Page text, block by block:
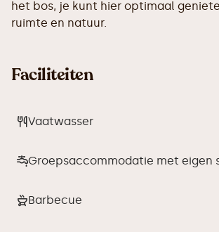
het bos, je kunt hier optimaal
ruimte en natuur.
Faciliteiten
Vaatwasser
Groepsaccommodatie met eigen
Barbecue